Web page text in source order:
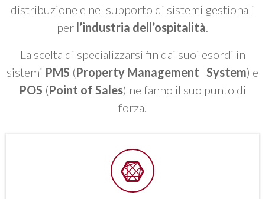
distribuzione e nel supporto di sistemi gestionali
per l’industria dell’ospitalità
La scelta di specializzarsi fin dai suoi esordi in
sistemi PMS (Property Management System) e
POS (Point of Sales) ne fanno il suo punto di
forza.